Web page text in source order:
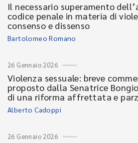
Il necessario superamento
codice penale in materia di
consenso e dissenso
Bartolomeo Romano
26 Gennaio 2026
Violenza sessuale: breve
proposto dalla Senatrice
di una riforma affrettata e
Alberto Cadoppi
26 Gennaio 2026